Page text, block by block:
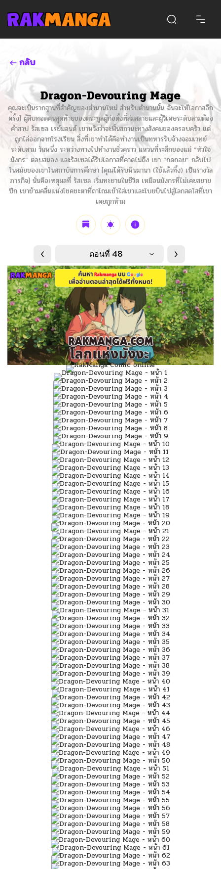
กลับ
Dragon-Devouring Mage
คุณจะเป็นรากฐานที่สำคัญของตำนานใหม่ สำหรับตำนานนั้น ฉันจะให้โอกาสอีก
ครั้ง] ผู้สืบทอดคนสุดท้ายของตระกูลผู้ก่อตั้งที่ล่มสลายและผู้วิเศษระดับสามต้อง
คำสาป รัสเซล เรย์มอนด์ เขาหวังว่าจะฟื้นสถานะทางสังคมของครอบครัว แต่
ถูกไล่ออกจากโรงเรียน สิ่งที่เขาทำได้คือทำงานเป็นทหารรับจ้างจอมเวทย์
ระดับสาม วันหนึ่ง ระหว่างทางไปทำงานชั่วคราว แหวนที่ระลึกของแม่ “หัวใจ
มังกร” ตอบสนอง และรัสเซลได้รับโอกาสที่คาดไม่ถึง เขา “ถดถอย” กลับไป
ในสมัยของเขาในสถาบันการศึกษา [คุณได้รับหินมานา (ใช้แล้วทิ้ง) เป็นรางวัล
ภารกิจ] นั่นคือเหตุผลที่ รัสเซล เริ่มทะยานในชีวิต เหมือนมังกรที่ไม่เคยสยาย
ปีก เขาข้ามคลื่นแห่งโชคชะตาที่ถาโถมเข้าใส่เขาและโบยบินไปสู่โลกสดใสที่เขา
เคยถูกห้าม
ตอนที่ 48